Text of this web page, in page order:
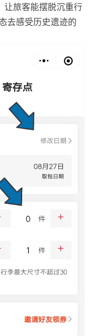
让旅客能摆脱沉重行
去感受历史遗迹的